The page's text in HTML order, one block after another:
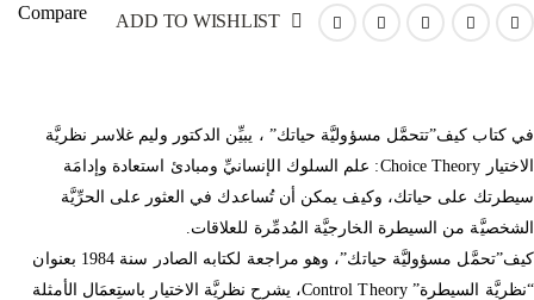
ADD TO WISHLIST
Compare
في كتاب كيف”تتحمَّل مسؤوليَّة حياتك” ، يبيِّن الدكتور وليم غلاسر نظريَّة
الاختيار Choice Theory: علم السلوك الإنسانيِّ ومبادئ استعادة وإدامَة
سيطرتك على حياتك، وكيف يمكن أن تُساعدك في العثور على الحرِّيَّة
الشخصيَّة من السيطرة الخارجيَّة المُدمِّرة للعلاقات.
كيف”تحمَّل مسؤوليَّة حياتك”، وهو مراجعة لكتابه الصادر سنة 1984 بعنوان
“نظريَّة السيطرة” Control Theory، يشرح نظريَّة الاختيار باستِعمَال الأمثلة